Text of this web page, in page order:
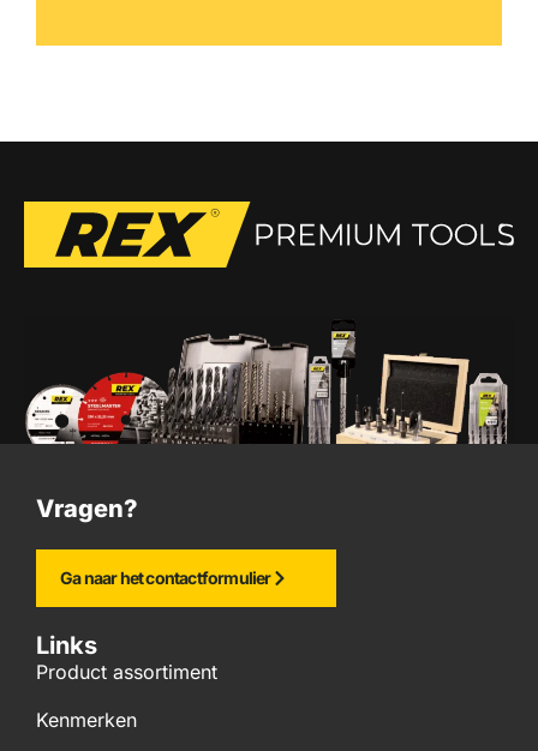
Vragen?
Ga naar het contactformulier
Links
Product assortiment
Kenmerken